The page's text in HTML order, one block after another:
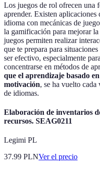
Los juegos de rol ofrecen una
aprender. Existen
idioma con mecánicas de
la gamificación para mejorar
juegos permiten realizar
que te prepara para
ser efectivo, especialmente
concentrarse en métodos de
que el aprendizaje basado
motivación, se ha vuelto cada
de idiomas.
Elaboración de inventarios
recursos. SEAG0211
Legimi PL
37.99 PLNVer el precio